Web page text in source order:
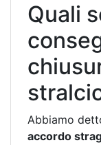
Quali
Abbiamo
accordo